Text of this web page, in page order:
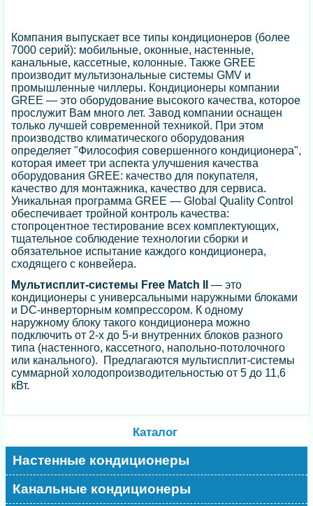
Компания выпускает все типы кондиционеров (более
7000 серий): мобильные, оконные, настенные,
канальные, кассетные, колонные. Также GREE
производит мультизональные системы GMV и
промышленные чиллеры. Кондиционеры компании
GREE — это оборудование высокого качества, которое
прослужит Вам много лет. Завод компании оснащен
только лучшей современной техникой. При этом
производство климатического оборудования
определяет "Философия совершенного кондиционера",
которая имеет три аспекта улучшения качества
оборудования GREE: качество для покупателя,
качество для монтажника, качество для сервиса.
Уникальная программа GREE — Global Quality Control
обеспечивает тройной контроль качества:
стопроцентное тестирование всех комплектующих,
тщательное соблюдение технологии сборки и
обязательное испытание каждого кондиционера,
сходящего с конвейера.
Мультисплит-системы Free Match II
— это
кондиционеры с универсальными наружными блоками
и DC-инверторным компрессором. К одному
наружному блоку такого кондиционера можно
подключить от 2-х до 5-и внутренних блоков разного
типа (настенного, кассетного, напольно-потолочного
или канального). Предлагаются мультисплит-системы
суммарной холодопроизводительностью от 5 до 11,6
кВт.
Каталог
Настенные кондиционеры
Канальные кондиционеры